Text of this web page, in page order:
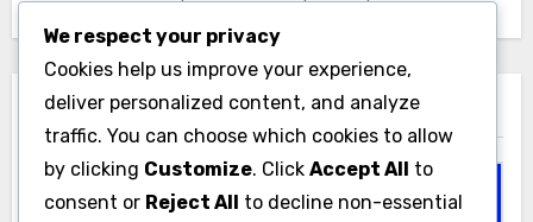
דירוגי שחקני גולף ישראליים בהתבסס על מדדי ביצוע במגרש
חפש
Search
for:
We respect your privacy
Cookies help us improve your experience,
deliver personalized content, and analyze
traffic. You can choose which cookies to allow
by clicking Customize. Click Accept All to
consent or Reject All to decline non-essential